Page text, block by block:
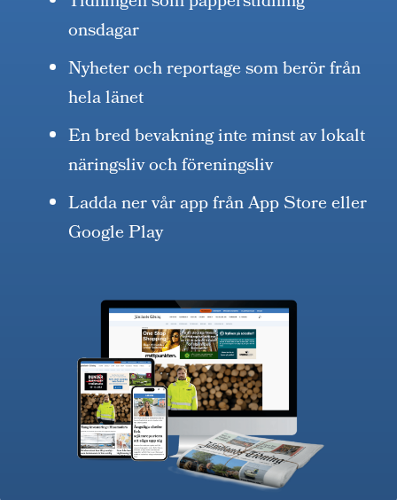
onsdagar
Nyheter och reportage som berör från
hela länet
En bred bevakning inte minst av lokalt
näringsliv och föreningsliv
Ladda ner vår app från App Store eller
Google Play